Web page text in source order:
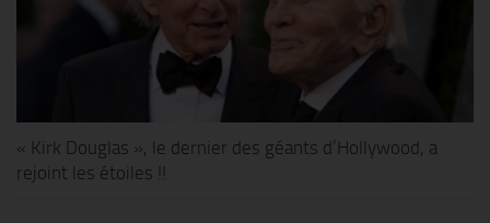
« Kirk Douglas », le dernier des géants d’Hollywood, a
rejoint les étoiles !!